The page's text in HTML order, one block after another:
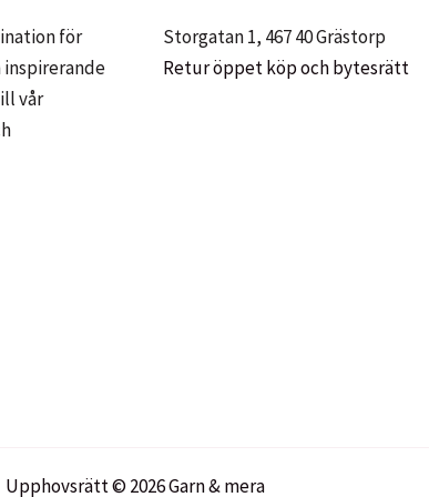
alternativen
kan
för
vår
Storgatan 1, 467 40 Grästorp
Retur öppet köp och bytesrätt
Upphovsrätt © 2026 Garn & mera